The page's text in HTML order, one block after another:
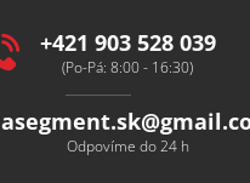
+421 903 528 039
(Po-Pá: 8:00 - 16:30)
@
Odpovíme do 24 h